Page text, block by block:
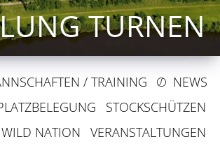
TURNEN
/ TRAINING C NEWS
STOCKSCHÜTZEN
WILD NATION VERANSTALTUNGEN